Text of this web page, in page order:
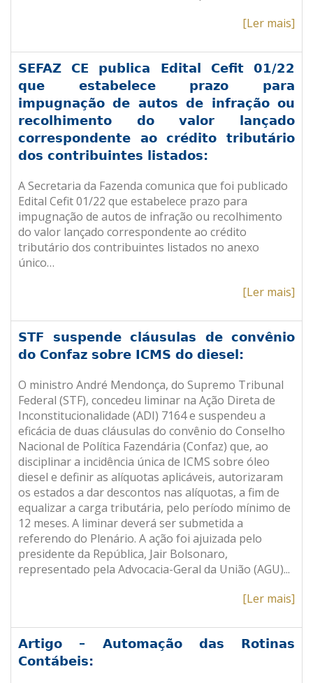
[Ler mais]
SEFAZ CE publica Edital Cefit 01/22
que estabelece prazo para
impugnação de autos de infração ou
recolhimento do valor lançado
correspondente ao crédito tributário
dos contribuintes listados:
A Secretaria da Fazenda comunica que foi publicado
Edital Cefit 01/22 que estabelece prazo para
impugnação de autos de infração ou recolhimento
do valor lançado correspondente ao crédito
tributário dos contribuintes listados no anexo
único…
[Ler mais]
STF suspende cláusulas de convênio
do Confaz sobre ICMS do diesel:
O ministro André Mendonça, do Supremo Tribunal
Federal (STF), concedeu liminar na Ação Direta de
Inconstitucionalidade (ADI) 7164 e suspendeu a
eficácia de duas cláusulas do convênio do Conselho
Nacional de Política Fazendária (Confaz) que, ao
disciplinar a incidência única de ICMS sobre óleo
diesel e definir as alíquotas aplicáveis, autorizaram
os estados a dar descontos nas alíquotas, a fim de
equalizar a carga tributária, pelo período mínimo de
12 meses. A liminar deverá ser submetida a
referendo do Plenário. A ação foi ajuizada pelo
presidente da República, Jair Bolsonaro,
representado pela Advocacia-Geral da União (AGU)...
[Ler mais]
Artigo – Automação das Rotinas
Contábeis: